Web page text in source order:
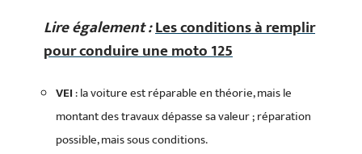
Lire également :Les conditions à remplir
pour conduire une moto 125
VEI: la voiture est réparable en théorie, mais le
montant des travaux dépasse sa valeur ; réparation
possible, mais sous conditions.